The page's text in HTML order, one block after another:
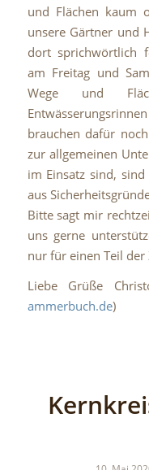
und Flächen kaum
unsere Gärtner und
dort sprichwörtlich
am Freitag und
Wege und
brauchen dafür
zur allgemeinen
im Einsatz sind,
aus
Bitte sagt mir
uns gerne
nur für einen Teil
Liebe Grüße
ammerbuch.de)